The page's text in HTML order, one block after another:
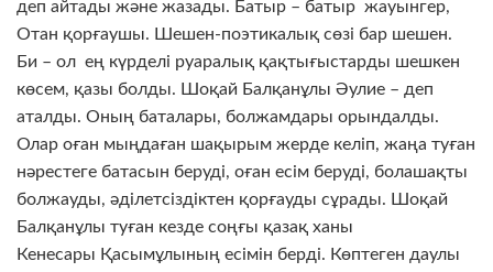
деп айтады және жазады. Батыр – батыр жауынгер,
Отан қорғаушы. Шешен-поэтикалық сөзі бар шешен.
Би – ол ең күрделі руаралық қақтығыстарды шешкен
көсем, қазы болды. Шоқай Балқанұлы Әулие – деп
аталды. Оның баталары, болжамдары орындалды.
Олар оған мыңдаған шақырым жерде келіп, жаңа туған
нәрестеге батасын беруді, оған есім беруді, болашақты
болжауды, әділетсіздіктен қорғауды сұрады. Шоқай
Балқанұлы туған кезде соңғы қазақ ханы
Кенесары Қасымұлының есімін берді. Көптеген даулы